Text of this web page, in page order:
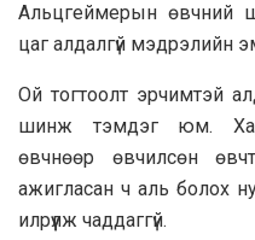
Альцгеймерын өвчний
цаг алдалгүй мэдрэлийн
Ой тогтоолт эрчимтэй
шинж тэмдэг юм.
өвчнөөр өвчилсөн
ажигласан ч аль болох
илрүүлж чаддаггүй.